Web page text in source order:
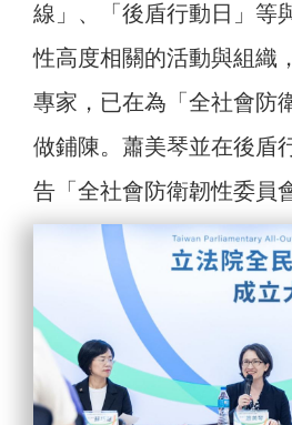
線」、「後盾行動日」等
性高度相關的活動與組織
專家，已在為「全社會防
做鋪陳。蕭美琴並在後盾
告「全社會防衛韌性委員